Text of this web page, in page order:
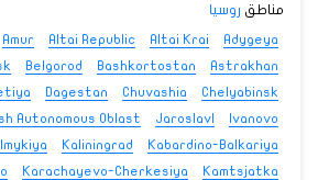
مناطق روسيا
Adygeya
Altai Krai
Altai Republic
Amur
Astrakhan
Bashkortostan
Belgorod
Chelyabinsk
Chuvashia
Dagestan
Ivanovo
Jaroslavl
Autonomous Oblast
Kabardino-Balkariya
Kaliningrad
Kamtsjatka
Karachayevo-Cherkesiya